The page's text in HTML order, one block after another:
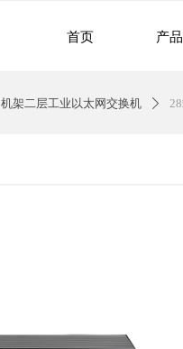
首页 产
机架二层工业以太网交换机 ꄲ